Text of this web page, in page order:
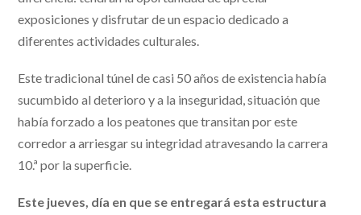
exposiciones y disfrutar de un espacio dedicado a
diferentes actividades culturales.
Este tradicional túnel de casi 50 años de existencia había
sucumbido al deterioro y a la inseguridad, situación que
había forzado a los peatones que transitan por este
corredor a arriesgar su integridad atravesando la carrera
10.ª por la superficie.
Este jueves, día en que se entregará esta estructura